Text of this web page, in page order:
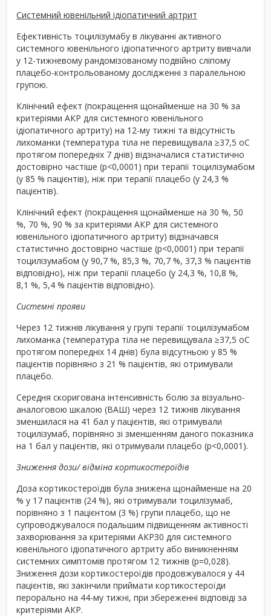
Системний ювенільний ідіопатичний артрит
Ефективність тоцилізумабу в лікуванні активного
системного ювенільного ідіопатичного артриту вивчали
у 12-тижневому рандомізованому подвійно сліпому
плацебо-контрольованому дослідженні з паралельною
групою.
Клінічний ефект (покращення щонайменше на 30 % за
критеріями АКР для системного ювенільного
ідіопатичного артриту) на 12-му тижні та відсутність
лихоманки (температура тіла не перевищувала ≥37,5 оС
протягом попередніх 7 днів) відзначалися статистично
достовірно частіше (р<0,0001) при терапії тоцилізумабом
(у 85 % пацієнтів), ніж при терапії плацебо (у 24,3 %
пацієнтів).
Клінічний ефект (покращення щонайменше на 30 %, 50
%, 70 %, 90 % за критеріями АКР для системного
ювенільного ідіопатичного артриту) відзначався
статистично достовірно частіше (р<0,0001) при терапії
тоцилізумабом (у 90,7 %, 85,3 %, 70,7 %, 37,3 % пацієнтів
відповідно), ніж при терапії плацебо (у 24,3 %, 10,8 %,
8,1 %, 5,4 % пацієнтів відповідно).
Системні прояви
Через 12 тижнів лікування у групі терапії тоцилізумабом
лихоманка (температура тіла не перевищувала ≥37,5 оС
протягом попередніх 14 днів) була відсутньою у 85 %
пацієнтів порівняно з 21 % пацієнтів, які отримували
плацебо.
Середня скоригована інтенсивність болю за візуально-
аналоговою шкалою (ВАШ) через 12 тижнів лікування
зменшилася на 41 бал у пацієнтів, які отримували
тоцилізумаб, порівняно зі зменшенням даного показника
на 1 бал у пацієнтів, які отримували плацебо (р<0,0001).
Зниження дози/ відміна кортикостероїдів
Доза кортикостероїдів була знижена щонайменше на 20
% у 17 пацієнтів (24 %), які отримували тоцилізумаб,
порівняно з 1 пацієнтом (3 %) групи плацебо, що не
супроводжувалося подальшим підвищенням активності
захворювання за критеріями АКРЗ0 для системного
ювенільного ідіопатичного артриту або виникненням
системних симптомів протягом 12 тижнів (р=0,028).
Зниження дози кортикостероїдів продовжувалося у 44
пацієнтів, які закінчили приймати кортикостероїди
перорально на 44-му тижні, при збереженні відповіді за
критеріями АКР.